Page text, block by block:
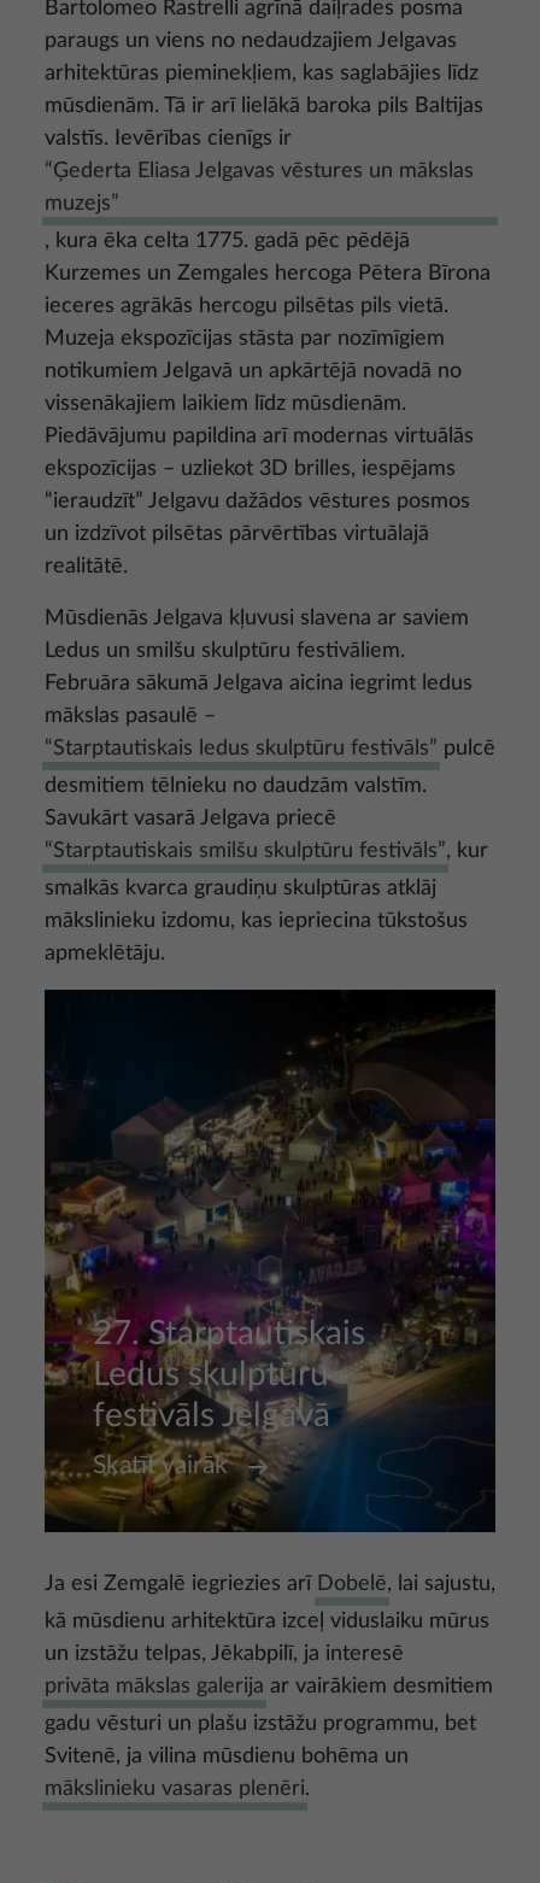
Bartolomeo Rastrelli agrīnā daiļrades posma
paraugs un viens no nedaudzajiem Jelgavas
arhitektūras pieminekļiem, kas saglabājies līdz
mūsdienām. Tā ir arī lielākā baroka pils Baltijas
valstīs. Ievērības cienīgs ir
“Ģederta Eliasa Jelgavas vēstures un mākslas
muzejs”
, kura ēka celta 1775. gadā pēc pēdējā
Kurzemes un Zemgales hercoga Pētera Bīrona
ieceres agrākās hercogu pilsētas pils vietā.
Muzeja ekspozīcijas stāsta par nozīmīgiem
notikumiem Jelgavā un apkārtējā novadā no
vissenākajiem laikiem līdz mūsdienām.
Piedāvājumu papildina arī modernas virtuālās
ekspozīcijas – uzliekot 3D brilles, iespējams
“ieraudzīt” Jelgavu dažādos vēstures posmos
un izdzīvot pilsētas pārvērtības virtuālajā
realitātē.
Mūsdienās Jelgava kļuvusi slavena ar saviem
Ledus un smilšu skulptūru festivāliem.
Februāra sākumā Jelgava aicina iegrimt ledus
mākslas pasaulē –
“Starptautiskais ledus skulptūru festivāls” pulcē
desmitiem tēlnieku no daudzām valstīm.
Savukārt vasarā Jelgava priecē
“Starptautiskais smilšu skulptūru festivāls”, kur
smalkās kvarca graudiņu skulptūras atklāj
mākslinieku izdomu, kas iepriecina tūkstošus
apmeklētāju.
27. Starptautiskais
Ledus skulptūru
festivāls Jelgavā
Skatīt vairāk
Ja esi Zemgalē iegriezies arī Dobelē, lai sajustu,
kā mūsdienu arhitektūra izceļ viduslaiku mūrus
un izstāžu telpas, Jēkabpilī, ja interesē
privāta mākslas galerija ar vairākiem desmitiem
gadu vēsturi un plašu izstāžu programmu, bet
Svitenē, ja vilina mūsdienu bohēma un
mākslinieku vasaras plenēri.